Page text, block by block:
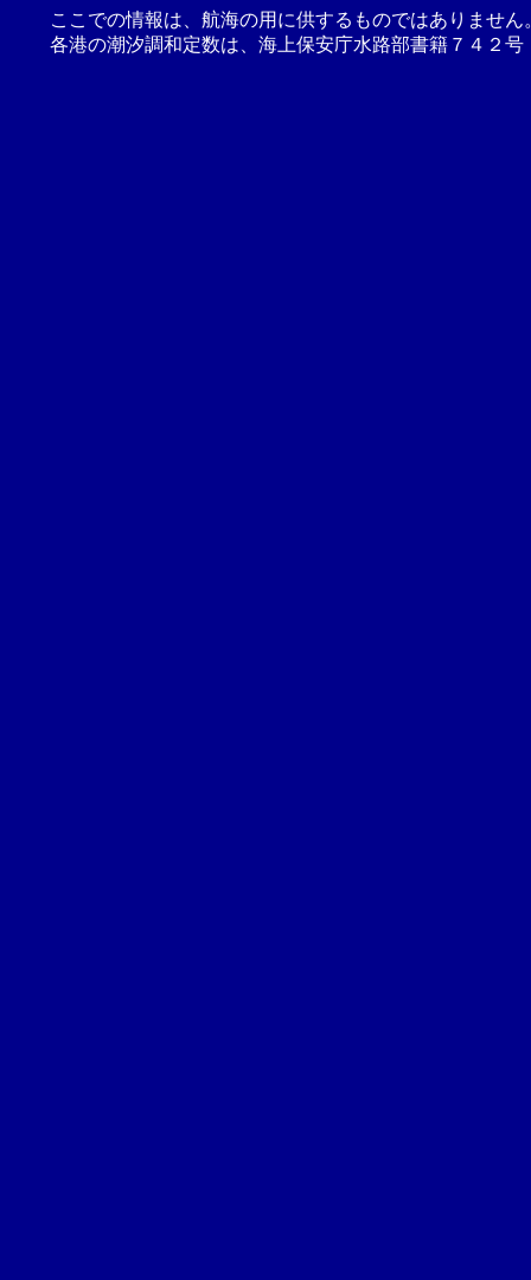
ここでの情報は、航海の用に供するものではありませ
各港の潮汐調和定数は、海上保安庁水路部書籍７４２